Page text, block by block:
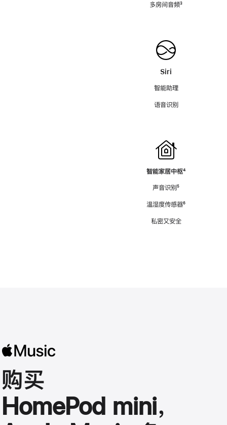
多房间音频脚
³
Siri
智能助理
语音识别
智能家居中枢脚
⁴
声音识别脚
⁵
温湿度传感器脚
⁶
私密又安全
购买
HomePod mini，